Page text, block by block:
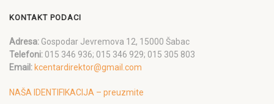
KONTAKT PODACI
Adresa: Gospodar Jevremova 12, 15000 Šabac
Telefoni: 015 346 936; 015 346 929; 015 305 803
Email: kcentardirektor@gmail.com
NAŠA IDENTIFIKACIJA – preuzmite